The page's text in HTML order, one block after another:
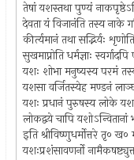
तेषां यशस्तथा पुण्यं
देवता यं विजानंति तस्य नाके
कीर्त्यमानं तथा सद्भिर्यः
सुखमाप्नोति धर्मज्ञाः
यशः शोभा मनुष्यस्य परमं
यशसा वर्जितस्येह मण्डनं
यशः प्रधानं पुरुषस्य लोके
लोकद्वये चापि
इति श्रीविष्णुधर्मोत्तरे तृ० ख०
यशःप्रशंसावणर्नो